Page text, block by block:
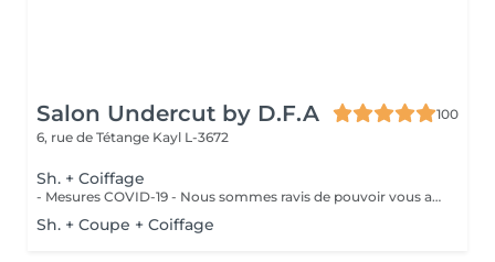
Salon Undercut by D.F.A
100
6, rue de Tétange Kayl L-3672
Sh. + Coiffage
- Mesures COVID-19 - Nous sommes ravis de pouvoir vous accueillir à partir du 11 mai 2020 . Dans la mesure du possible : - Réserver un jour et un créneau en semaine si vous n'avez pas de contrainte pro./perso. - Venir seul aux rendez-vous - Se présenter au salon à l'heure prévue - Porter un masque et des gants - Respecter la distanciation - Prévoyez une boisson et de la lecture si besoin - Privilégier les modes de paiements sans contact Un grand merci d'avance pour votre compréhension. Au plaisir de vous revoir très vite.
Sh. + Coupe + Coiffage